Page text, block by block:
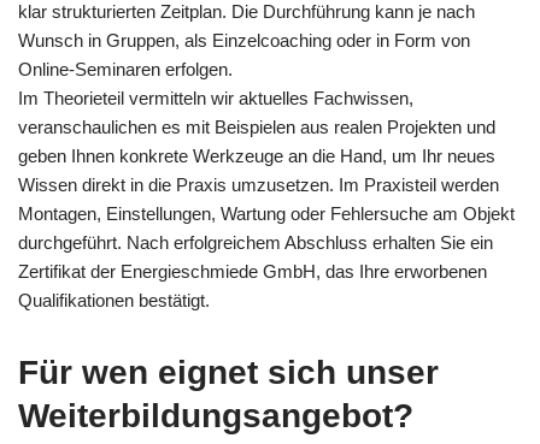
klar strukturierten Zeitplan. Die Durchführung kann je nach
Wunsch in Gruppen, als Einzelcoaching oder in Form von
Online-Seminaren erfolgen.
Im Theorieteil vermitteln wir aktuelles Fachwissen,
veranschaulichen es mit Beispielen aus realen Projekten und
geben Ihnen konkrete Werkzeuge an die Hand, um Ihr neues
Wissen direkt in die Praxis umzusetzen. Im Praxisteil werden
Montagen, Einstellungen, Wartung oder Fehlersuche am Objekt
durchgeführt. Nach erfolgreichem Abschluss erhalten Sie ein
Zertifikat der Energieschmiede GmbH, das Ihre erworbenen
Qualifikationen bestätigt.
Für wen eignet sich unser
Weiterbildungsangebot?